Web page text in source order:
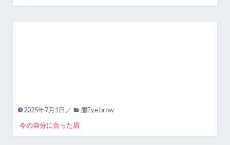
2025年7月1日／
眉Eye brow
今の自分に合った眉